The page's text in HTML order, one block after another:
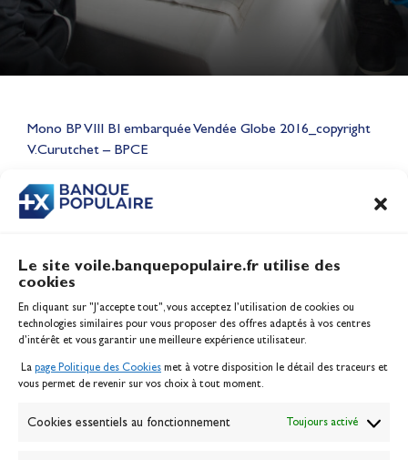
Le site voile.banquepopulaire.fr utilise des
cookies
En cliquant sur "J'accepte tout", vous acceptez l’utilisation de cookies ou
technologies similaires pour vous proposer des offres adaptés à vos centres
d’intérêt et vous garantir une meilleure expérience utilisateur.
La page Politique des Cookies met à votre disposition le détail des traceurs et
vous permet de revenir sur vos choix à tout moment.
Cookies essentiels au fonctionnement Toujours activé
Mono BP VIII BI embarquée Vendée Globe 2016_copyright
V.Curutchet – BPCE
CONTENU
Beach, sur le plan d'eau des
Jeux Olympiques 2028
Inscription serveur média
Contact
Politique des cookies
Banque de la voile